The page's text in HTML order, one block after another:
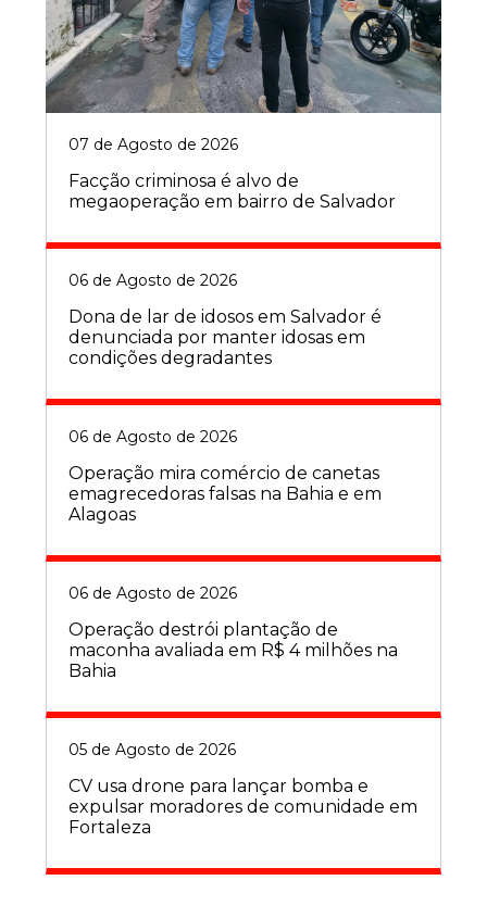
07 de Agosto de 2026
Facção criminosa é alvo de
megaoperação em bairro de Salvador
06 de Agosto de 2026
Dona de lar de idosos em Salvador é
denunciada por manter idosas em
condições degradantes
06 de Agosto de 2026
Operação mira comércio de canetas
emagrecedoras falsas na Bahia e em
Alagoas
06 de Agosto de 2026
Operação destrói plantação de
maconha avaliada em R$ 4 milhões na
Bahia
05 de Agosto de 2026
CV usa drone para lançar bomba e
expulsar moradores de comunidade em
Fortaleza